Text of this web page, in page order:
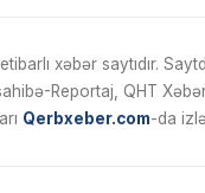
xəbər saytıdır.
Reportaj, QHT
Qerbxeber.com-da